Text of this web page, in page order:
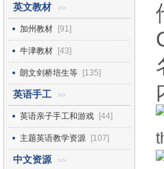
英文教材 >>
加州教材 [91]
牛津教材 [43]
朗文剑桥培生等 [135]
英语手工 >>
英语亲子手工和游戏 [44]
主题英语教学资源 [107]
中文资源 >>